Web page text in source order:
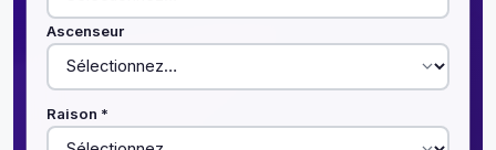
Ascenseur
Raison *